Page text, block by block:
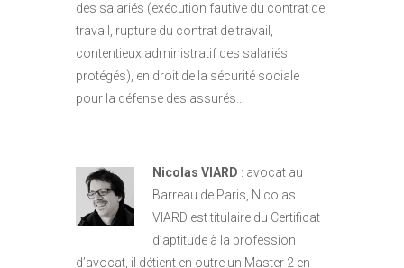
des salariés (exécution fautive du contrat de
travail, rupture du contrat de travail,
contentieux administratif des salariés
protégés), en droit de la sécurité sociale
pour la défense des assurés…
Nicolas VIARD : avocat au
Barreau de Paris, Nicolas
VIARD est titulaire du Certificat
d’aptitude à la profession
d’avocat, il détient en outre un Master 2 en